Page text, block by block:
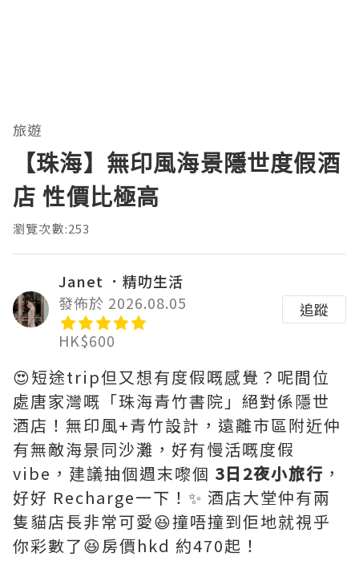
旅遊
【珠海】無印風海景隱世度假酒
店 性價比極高
瀏覽次數:253
Janet ．精叻生活
發佈於 2026.08.05
HK$600
追蹤
😍短途trip但又想有度假嘅感覺？呢間位
處唐家灣嘅「珠海青竹書院」絕對係隱世
酒店！無印風+青竹設計，遠離市區附近仲
有無敵海景同沙灘，好有慢活嘅度假
vibe，建議抽個週末嚟個 3日2夜小旅行 ，
好好 Recharge一下！✨ 酒店大堂仲有兩
隻貓店長非常可愛😆撞唔撞到佢地就視乎
你彩數了😆房價hkd 約470起！